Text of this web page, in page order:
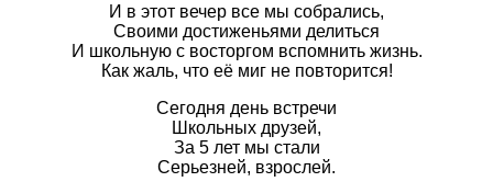
И в этот вечер все мы собрались,
Своими достиженьями делиться
И школьную с восторгом вспомнить жизнь.
Как жаль, что её миг не повторится!
Сегодня день встречи
Школьных друзей,
За 5 лет мы стали
Серьезней, взрослей.